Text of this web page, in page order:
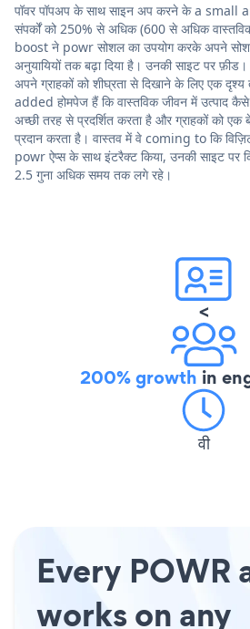
पॉवर पॉपअप के साथ साइन अप करने के a
संपर्कों को 250% से अधिक (600 से अधिक
boost ने powr सोशल का उपयोग करके अपने
अनुयायियों तक बढ़ा दिया है। उनकी साइट पर
अपने ग्राहकों को शीघ्रता से दिखाने के लिए एक
added होमपेज हैं कि वास्तविक जीवन में उत्पाद
अच्छी तरह से प्रदर्शित करता है और ग्राहकों को
प्रदान करता है। वास्तव में वे coming to कि
powr ऐप्स के साथ इंटरैक्ट किया, उनकी साइट पर
2.5 गुना अधिक समय तक लगे रहे।
<
200% growth in
वी
Every POWR
works on any